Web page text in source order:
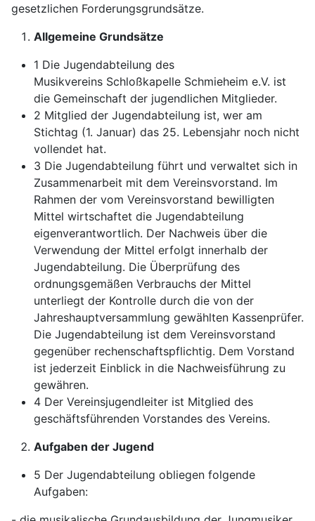
gesetzlichen Forderungsgrundsätze.
Allgemeine Grundsätze
1 Die Jugendabteilung des
Musikvereins Schloßkapelle Schmieheim e.V. ist
die Gemeinschaft der jugendlichen Mitglieder.
2 Mitglied der Jugendabteilung ist, wer am
Stichtag (1. Januar) das 25. Lebensjahr noch nicht
vollendet hat.
3 Die Jugendabteilung führt und verwaltet sich in
Zusammenarbeit mit dem Vereinsvorstand. Im
Rahmen der vom Vereinsvorstand bewilligten
Mittel wirtschaftet die Jugendabteilung
eigenverantwortlich. Der Nachweis über die
Verwendung der Mittel erfolgt innerhalb der
Jugendabteilung. Die Überprüfung des
ordnungsgemäßen Verbrauchs der Mittel
unterliegt der Kontrolle durch die von der
Jahreshauptversammlung gewählten Kassenprüfer.
Die Jugendabteilung ist dem Vereinsvorstand
gegenüber rechenschaftspflichtig. Dem Vorstand
ist jederzeit Einblick in die Nachweisführung zu
gewähren.
4 Der Vereinsjugendleiter ist Mitglied des
geschäftsführenden Vorstandes des Vereins.
Aufgaben der Jugend
5 Der Jugendabteilung obliegen folgende
Aufgaben: